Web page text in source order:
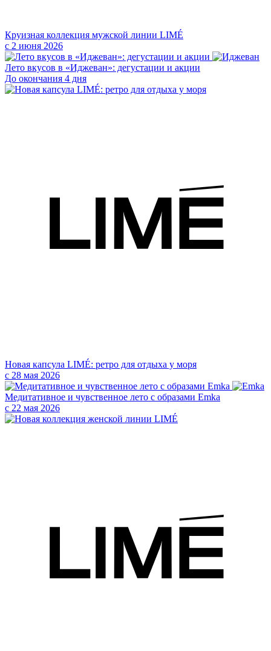
Круизная коллекция мужской линии LIMÉ
с 2 июня 2026
Лето вкусов в «Иджеван»: дегустации и акции
До окончания 4 дня
Новая капсула LIMÉ: ретро для отдыха у моря
с 28 мая 2026
Медитативное и чувственное лето с образами Emka
с 22 мая 2026